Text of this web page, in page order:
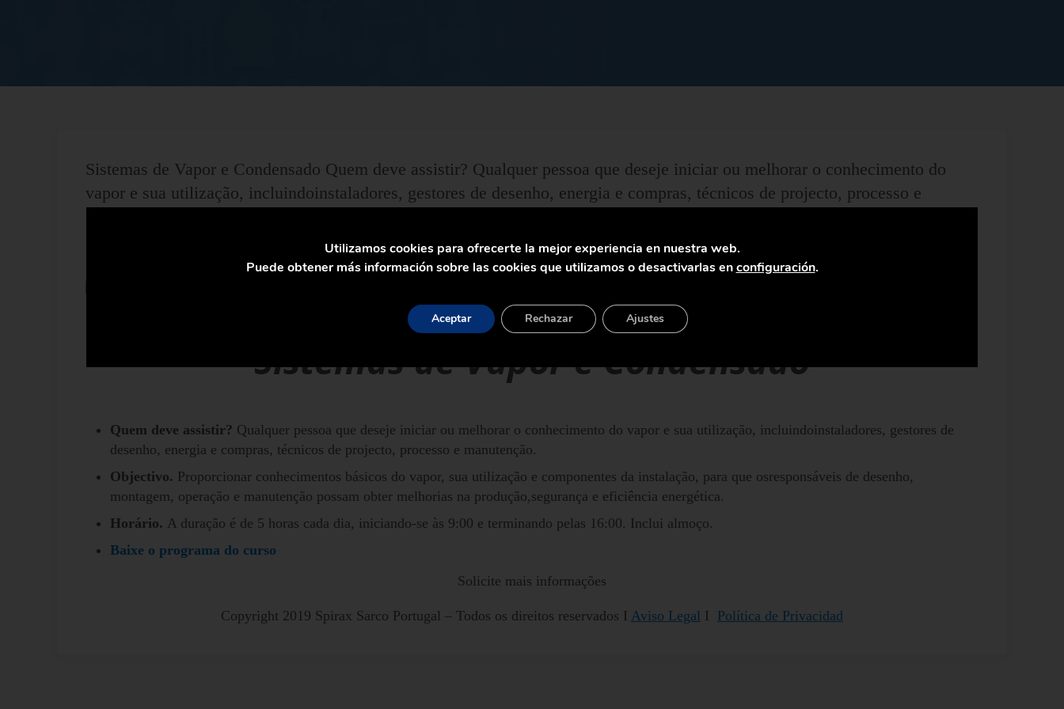
Sistemas de Vapor e Condensado Quem deve assistir? Qualquer pessoa que deseje iniciar ou melhorar o conhecimento do
vapor e sua utilização, incluindoinstaladores, gestores de desenho, energia e compras, técnicos de projecto, processo e
osresponsáveis de desenho, montagem, operação e …
Sistemas de Vapor e Condensado
Quem deve assistir? Qualquer pessoa que deseje iniciar ou melhorar o conhecimento do vapor e sua utilização, incluindoinstaladores, gestores de
desenho, energia e compras, técnicos de projecto, processo e manutenção.
Objectivo. Proporcionar conhecimentos básicos do vapor, sua utilização e componentes da instalação, para que osresponsáveis de desenho,
montagem, operação e manutenção possam obter melhorias na produção,segurança e eficiência energética.
Horário. A duração é de 5 horas cada dia, iniciando-se às 9:00 e terminando pelas 16:00. Inclui almoço.
Baixe o programa do curso
Solicite mais informações
Copyright 2019 Spirax Sarco Portugal – Todos os direitos reservados I Aviso Legal I Política de Privacidad
Utilizamos cookies para ofrecerte la mejor experiencia en nuestra web.
Puede obtener más información sobre las cookies que utilizamos o desactivarlas enconfiguración.
Aceptar Rechazar Ajustes